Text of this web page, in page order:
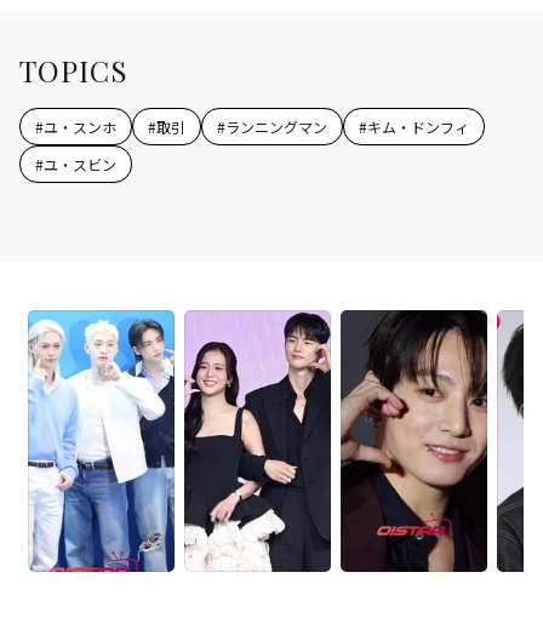
TOPICS
#ユ・スンホ #取引 #ランニングマン #キム・ドンフィ
#ユ・スビン